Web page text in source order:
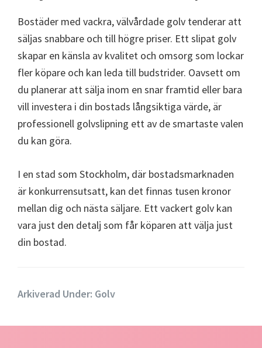
Bostäder med vackra, välvårdade golv tenderar att
säljas snabbare och till högre priser. Ett slipat golv
skapar en känsla av kvalitet och omsorg som lockar
fler köpare och kan leda till budstrider. Oavsett om
du planerar att sälja inom en snar framtid eller bara
vill investera i din bostads långsiktiga värde, är
professionell golvslipning ett av de smartaste valen
du kan göra.
I en stad som Stockholm, där bostadsmarknaden
är konkurrensutsatt, kan det finnas tusen kronor
mellan dig och nästa säljare. Ett vackert golv kan
vara just den detalj som får köparen att välja just
din bostad.
Arkiverad Under: Golv